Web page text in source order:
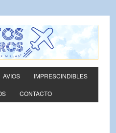
AVIOS IMPRESCINDIBLES
CONTACTO